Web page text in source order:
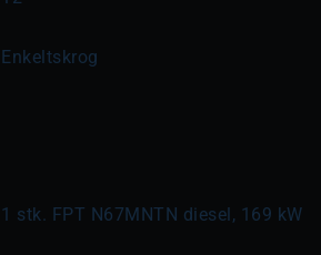
Enkeltskrog
1 stk. FPT N67MNTN diesel, 169 kW